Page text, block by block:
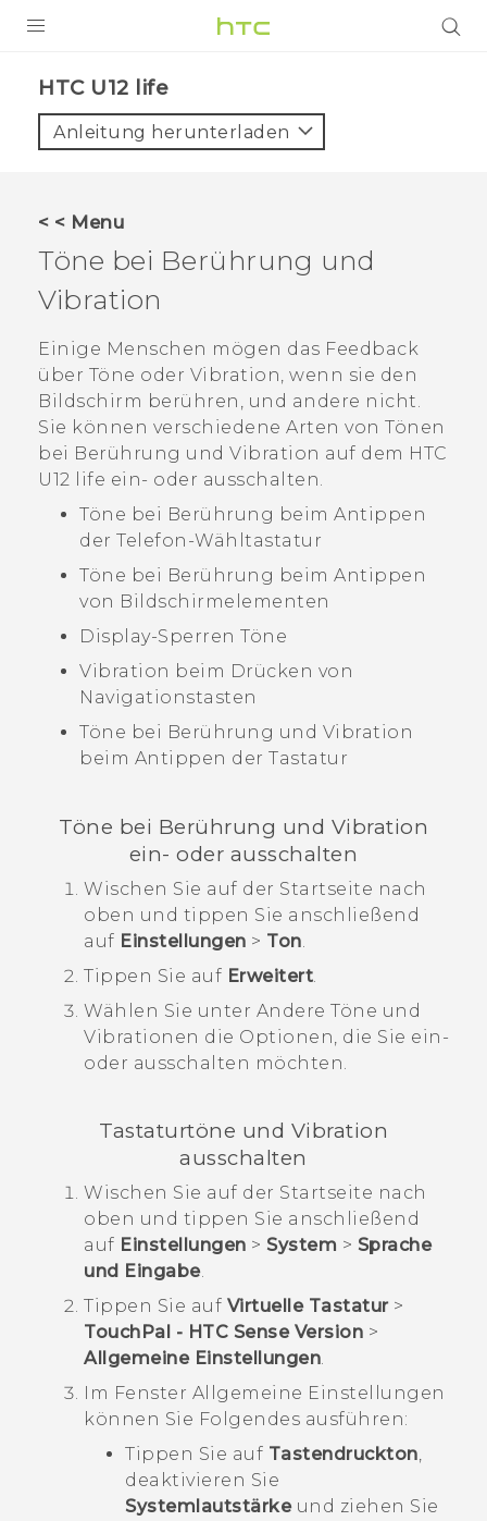
VIVE
VIVERSE
UNTERSTÜTZUNG
HTC-Geräte und Zubehör
Anmelden
HTC U12 life‎
Anleitung herunterladen
< < Menu
Töne bei Berührung und
Vibration
Einige Menschen mögen das Feedback
über Töne oder Vibration, wenn sie den
Bildschirm berühren, und andere nicht.
Sie können verschiedene Arten von Tönen
bei Berührung und Vibration auf dem HTC
U12 life ein- oder ausschalten.
Töne bei Berührung beim Antippen
der Telefon-Wähltastatur
Töne bei Berührung beim Antippen
von Bildschirmelementen
Display-Sperren Töne
Vibration beim Drücken von
Navigationstasten
Töne bei Berührung und Vibration
beim Antippen der Tastatur
Töne bei Berührung und Vibration
ein- oder ausschalten
Wischen Sie auf der Startseite nach
oben und tippen Sie anschließend
auf Einstellungen > Ton.
Tippen Sie auf Erweitert.
Wählen Sie unter Andere Töne und
Vibrationen die Optionen, die Sie ein-
oder ausschalten möchten.
Tastaturtöne und Vibration
ausschalten
Wischen Sie auf der Startseite nach
oben und tippen Sie anschließend
auf Einstellungen > System > Sprache
und Eingabe.
Tippen Sie auf Virtuelle Tastatur>
TouchPal - HTC Sense Version >
Allgemeine Einstellungen.
Im Fenster Allgemeine Einstellungen
können Sie Folgendes ausführen:
Tippen Sie auf Tastendruckton,
deaktivieren Sie
Systemlautstärkeund ziehen Sie